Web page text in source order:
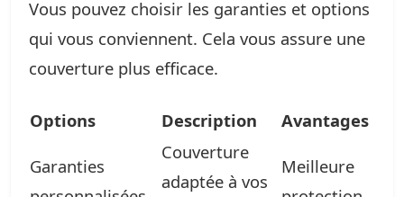
Vous pouvez choisir les garanties et options
qui vous conviennent. Cela vous assure une
couverture plus efficace.
Options Description Avantages
Garanties
Couverture
adaptée à vos
Meilleure